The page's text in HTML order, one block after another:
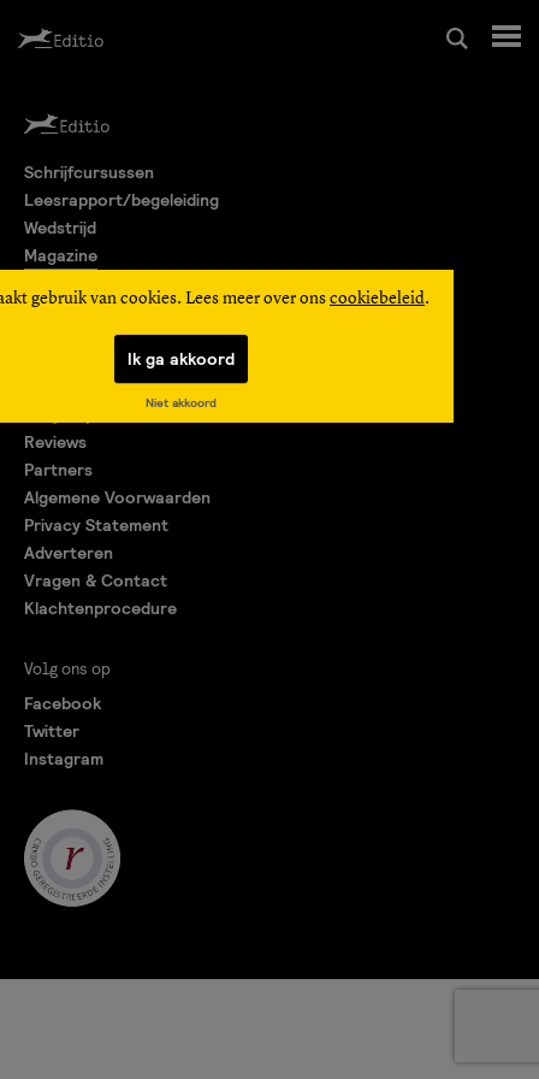
Leesrapport/begeleiding
Wedstrijd
Editio Producties
gebruik van cookies. Lees meer over ons cookiebeleid.
Ik ga akkoord
Niet akkoord
Schrijfcursussen
Leesrapport/begeleiding
Wedstrijd
Magazine
Reviews
Partners
Algemene Voorwaarden
Privacy Statement
Adverteren
Vragen & Contact
Klachtenprocedure
Volg ons op
Facebook
Twitter
Instagram